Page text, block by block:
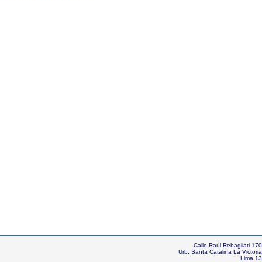
Calle Raúl Rebagliati 170
Urb. Santa Catalina La Victoria
Lima 13